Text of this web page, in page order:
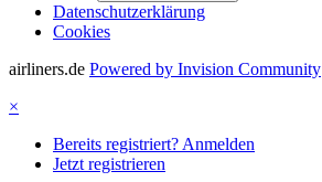
Datenschutzerklärung
Cookies
airliners.de Powered by Invision Community
×
Bereits registriert? Anmelden
Jetzt registrieren